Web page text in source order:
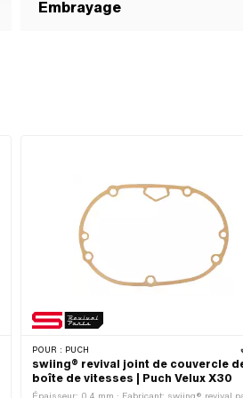
Embrayage
POUR : PUCH
swiing® revival joint de couvercle
boîte de vitesses | Puch Velux X30